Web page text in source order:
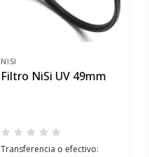
NISI
Filtro NiSi UV 49mm
Transferencia o efectivo: